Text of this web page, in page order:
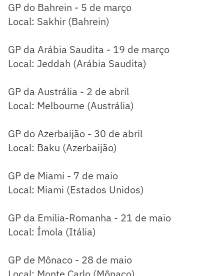
GP do Bahrein - 5 de março
Local: Sakhir (Bahrein)
GP da Arábia Saudita - 19 de março
Local: Jeddah (Arábia Saudita)
GP da Austrália - 2 de abril
Local: Melbourne (Austrália)
GP do Azerbaijão - 30 de abril
Local: Baku (Azerbaijão)
GP de Miami - 7 de maio
Local: Miami (Estados Unidos)
GP da Emilia-Romanha - 21 de maio
Local: Ímola (Itália)
GP de Mônaco - 28 de maio